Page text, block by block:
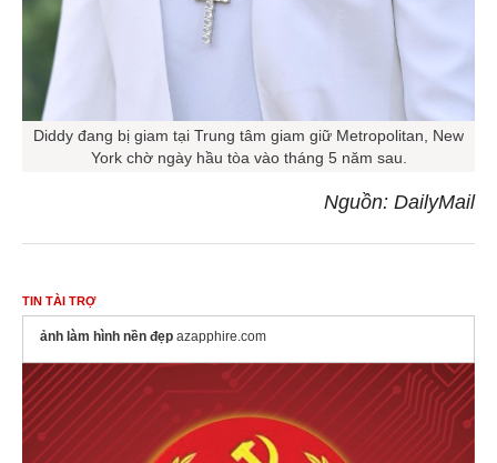
Diddy đang bị giam tại Trung tâm giam giữ Metropolitan, New
York chờ ngày hầu tòa vào tháng 5 năm sau.
Nguồn: DailyMail
TIN TÀI TRỢ
ảnh làm hình nền đẹp azapphire.com